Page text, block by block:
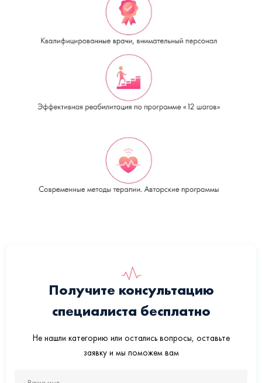
Получите консультацию
специалиста бесплатно
Не нашли категорию или остались вопросы, оставьте
заявку и мы поможем вам